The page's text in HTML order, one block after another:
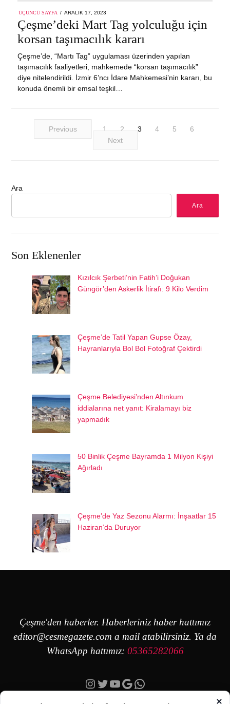
ÜÇÜNCÜ SAYFA
POSTED
ON
ARALIK 17, 2023
Çeşme’deki Mart Tag yolculuğu için
korsan taşımacılık kararı
Çeşme’de, “Martı Tag” uygulaması üzerinden yapılan
taşımacılık faaliyetleri, mahkemede “korsan taşımacılık”
diye nitelendirildi. İzmir 6’ncı İdare Mahkemesi’nin kararı, bu
konuda önemli bir emsal teşkil…
Previous 1 2 3 4 5
6
Next
Ara
Ara
Son Eklenenler
Kızılcık Şerbeti’nin Fatih’i Doğukan
Güngör’den Askerlik İtirafı: 9 Kilo Verdim
Çeşme’de Tatil Yapan Gupse Özay,
Hayranlarıyla Bol Bol Fotoğraf Çektirdi
Çeşme Belediyesi’nden Altınkum
iddialarına net yanıt: Kiralamayı biz
yapmadık
50 Binlik Çeşme Bayramda 1 Milyon Kişiyi
Ağırladı
Çeşme’de Yaz Sezonu Alarmı: İnşaatlar 15
Haziran’da Duruyor
Çeşme'den haberler. Haberleriniz haber hattımız
editor@cesmegazete.com a mail atabilirsiniz. Ya da
WhatsApp hattımız: 05365282066
Instagram
Twitter
YouTube
Google
https://wa.me/